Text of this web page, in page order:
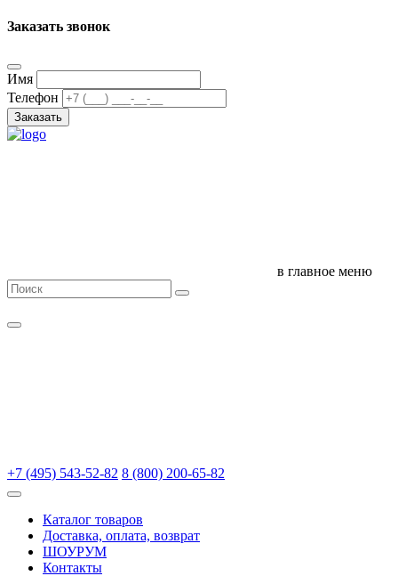
Заказать звонок
Имя
Телефон
Заказать
в главное меню
+7 (495) 543-52-82 8 (800) 200-65-82
Каталог товаров
Доставка, оплата, возврат
ШОУРУМ
Контакты